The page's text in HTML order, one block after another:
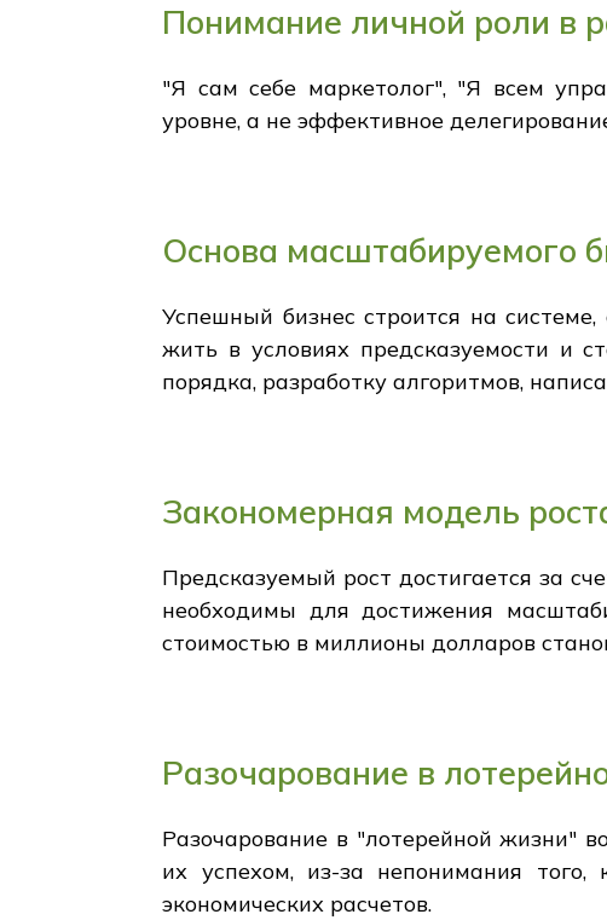
Понимание личной роли в
"Я сам себе маркетолог", "Я всем
уровне, а не эффективное
Основа масштабируемого
Успешный бизнес строится на
жить в условиях предсказуемости и
порядка, разработку алгоритмов,
Закономерная модель
Предсказуемый рост достигается за
необходимы для достижения
стоимостью в миллионы долларов
Разочарование в
Разочарование в "лотерейной жизни"
их успехом, из-за непонимания
экономических расчетов.